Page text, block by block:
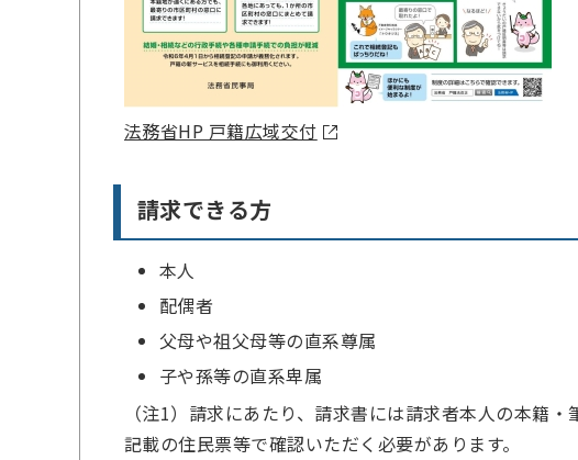
法務省HP 戸籍広域交付
請求できる方
本人
配偶者
父母や祖父母等の直系尊属
子や孫等の直系卑属
（注1）請求にあたり、請求書には請求者本人の本籍
記載の住民票等で確認いただく必要があります。